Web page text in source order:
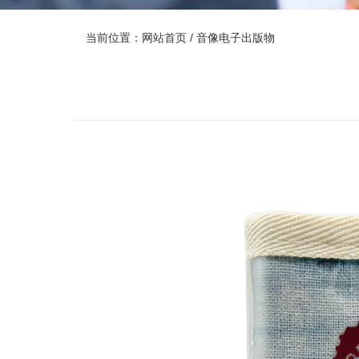
当前位置： 网站首页 / 音像电子出版物